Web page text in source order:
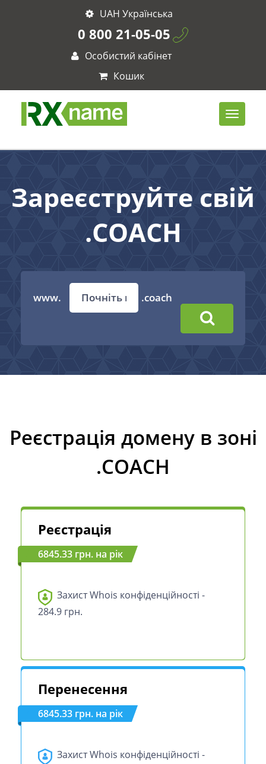
UAH Українська
0 800 21-05-05
Особистий кабінет
Кошик
Зареєструйте свій
.COACH
www. .coach
Реєстрація домену в зоні
.COACH
Реєстрація
6845.33 грн. на рік
Захист Whois конфіденційності -
284.9 грн.
Перенесення
6845.33 грн. на рік
Захист Whois конфіденційності -